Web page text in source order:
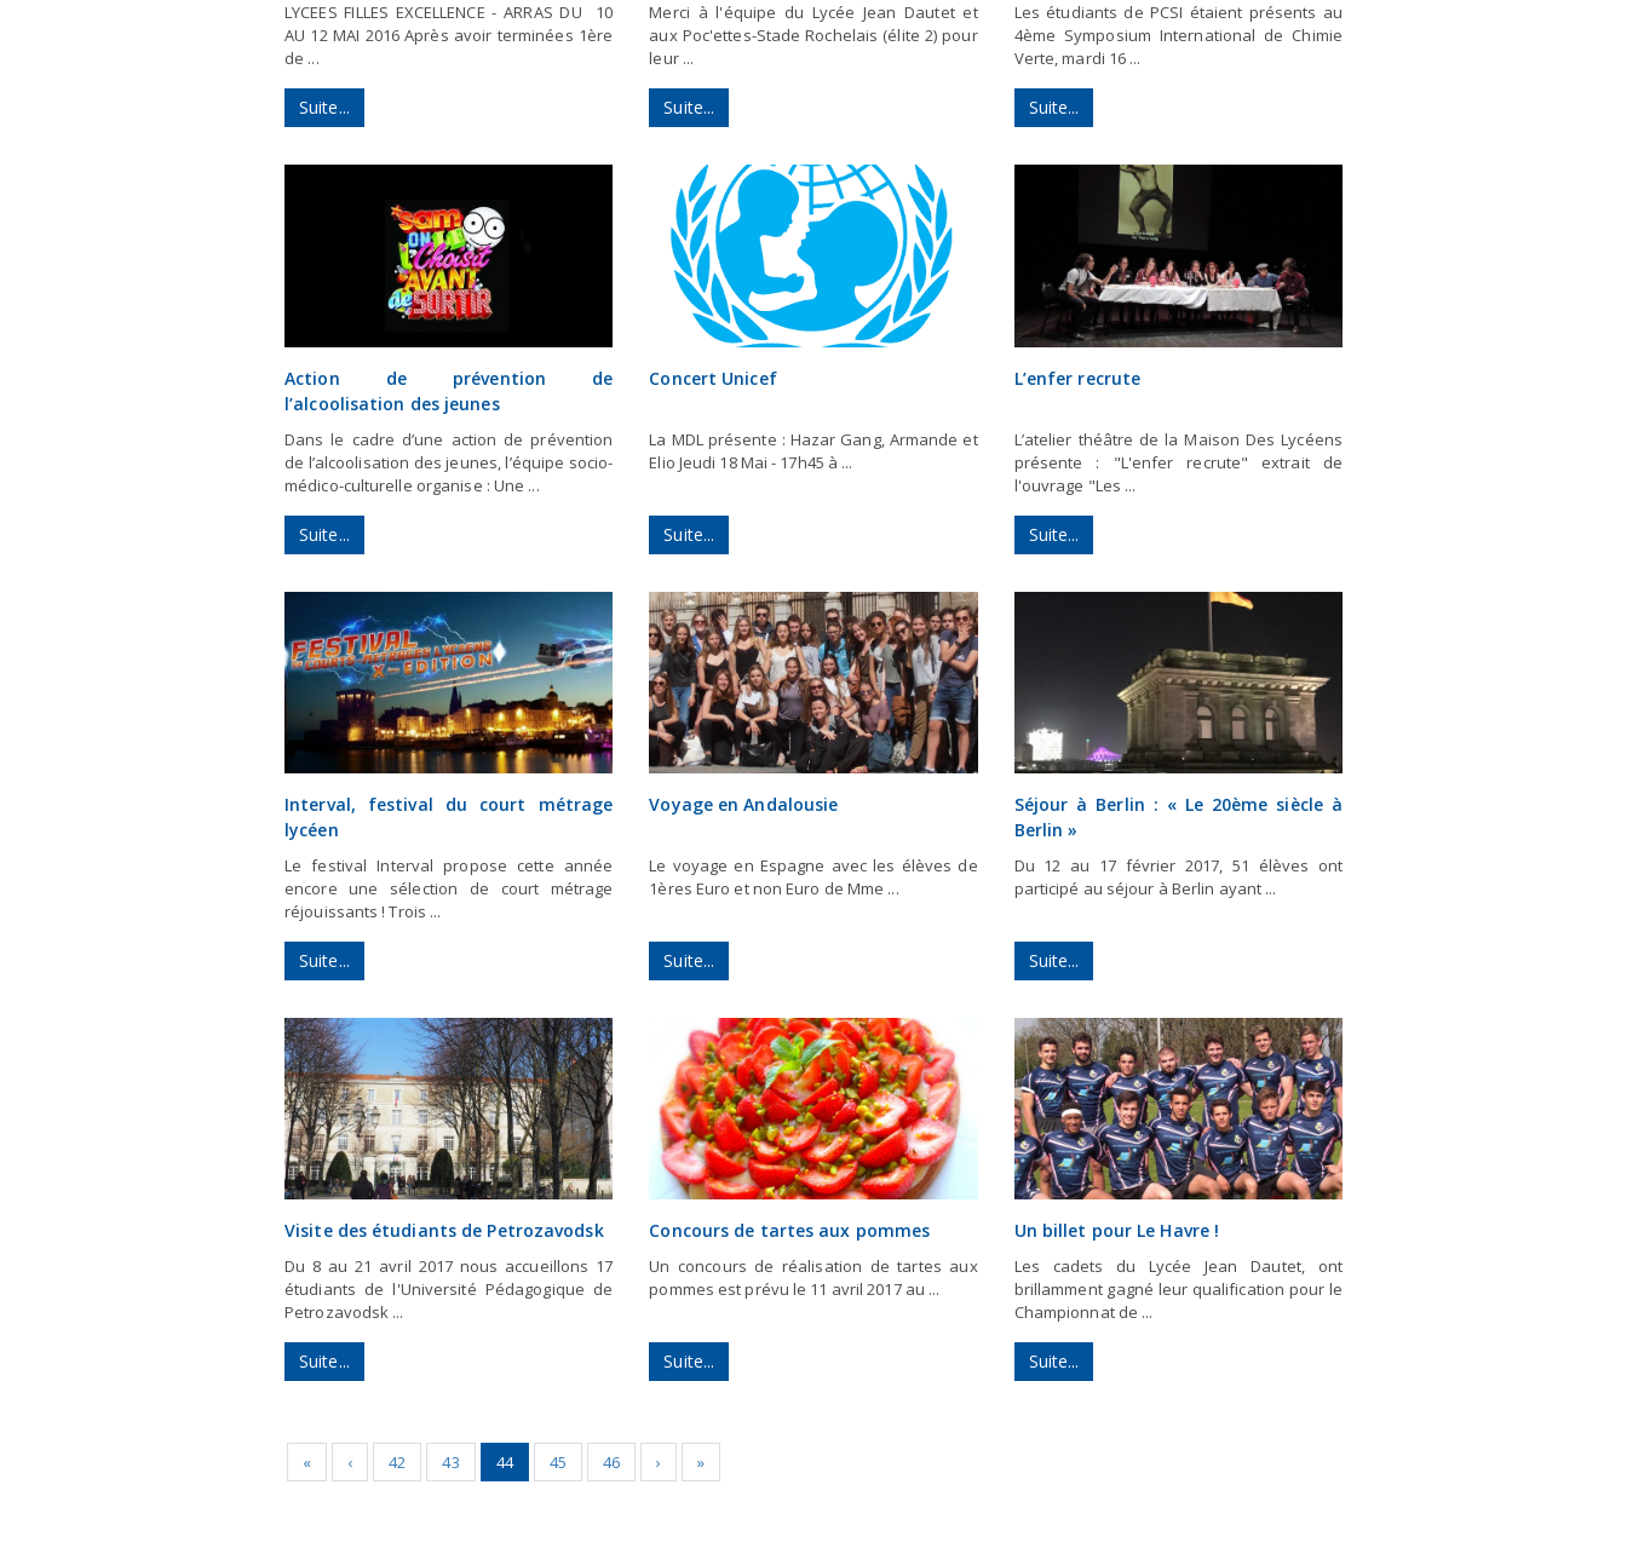
LYCEES FILLES EXCELLENCE - ARRAS DU 10
AU 12 MAI 2016 Après avoir terminées 1ère
de ...
Suite...
Merci à l'équipe du Lycée Jean Dautet et
aux Poc'ettes-Stade Rochelais (élite 2) pour
leur ...
Suite...
Les étudiants de PCSI étaient présents au
4ème Symposium International de Chimie
Verte, mardi 16 ...
Suite...
Action de prévention de
l’alcoolisation des jeunes
Dans le cadre d’une action de prévention
de l’alcoolisation des jeunes, l’équipe socio-
médico-culturelle organise : Une ...
Suite...
Concert Unicef
La MDL présente : Hazar Gang, Armande et
Elio Jeudi 18 Mai - 17h45 à ...
Suite...
L’enfer recrute
L’atelier théâtre de la Maison Des Lycéens
présente : "L'enfer recrute" extrait de
l'ouvrage "Les ...
Suite...
Interval, festival du court métrage
lycéen
Le festival Interval propose cette année
encore une sélection de court métrage
réjouissants ! Trois ...
Suite...
Voyage en Andalousie
Le voyage en Espagne avec les élèves de
1ères Euro et non Euro de Mme ...
Suite...
Séjour à Berlin : « Le 20ème siècle à
Berlin »
Du 12 au 17 février 2017, 51 élèves ont
participé au séjour à Berlin ayant ...
Suite...
Visite des étudiants de Petrozavodsk
Du 8 au 21 avril 2017 nous accueillons 17
étudiants de l'Université Pédagogique de
Petrozavodsk ...
Suite...
Concours de tartes aux pommes
Un concours de réalisation de tartes aux
pommes est prévu le 11 avril 2017 au ...
Suite...
Un billet pour Le Havre !
Les cadets du Lycée Jean Dautet, ont
brillamment gagné leur qualification pour le
Championnat de ...
Suite...
« ‹ 42 43 44 45 46 › »